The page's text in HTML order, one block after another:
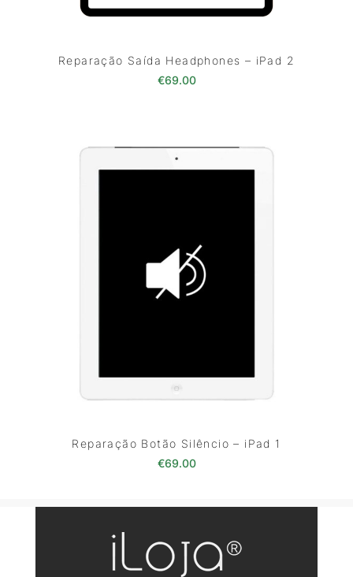
Reparação Saída Headphones – iPad 2
€69.00
Reparação Botão Silêncio – iPad 1
€69.00